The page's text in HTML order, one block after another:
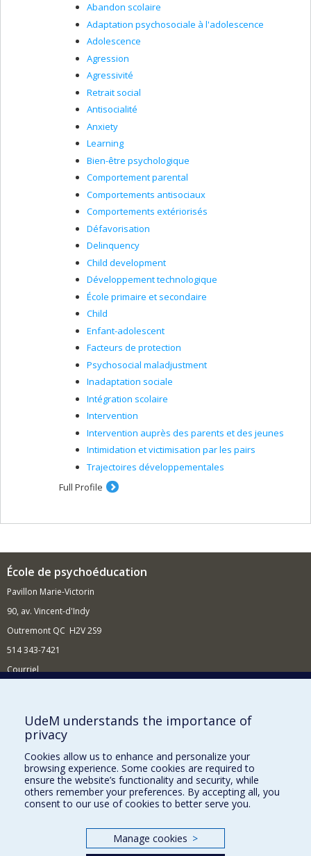
Abandon scolaire
Adaptation psychosociale à l'adolescence
Adolescence
Agression
Agressivité
Retrait social
Antisocialité
Anxiety
Learning
Bien-être psychologique
Comportement parental
Comportements antisociaux
Comportements extériorisés
Défavorisation
Delinquency
Child development
Développement technologique
École primaire et secondaire
Child
Enfant-adolescent
Facteurs de protection
Psychosocial maladjustment
Inadaptation sociale
Intégration scolaire
Intervention
Intervention auprès des parents et des jeunes
Intimidation et victimisation par les pairs
Trajectoires développementales
Full Profile
École de psychoéducation
Pavillon Marie-Victorin
90, av. Vincent-d'Indy
Outremont QC H2V 2S9
514 343-7421
Courriel
Comment soutenir l'École?
BESOIN D'AIDE?
Plan du site
Signaler une erreur
Accessibilité
Nos départements et écoles
UdeM understands the importance of
privacy
Cookies allow us to enhance and personalize your
browsing experience. Some cookies are required to
ensure the website’s functionality and security, while
others remember your preferences. By accepting all, you
consent to our use of cookies to better serve you.
Manage cookies >